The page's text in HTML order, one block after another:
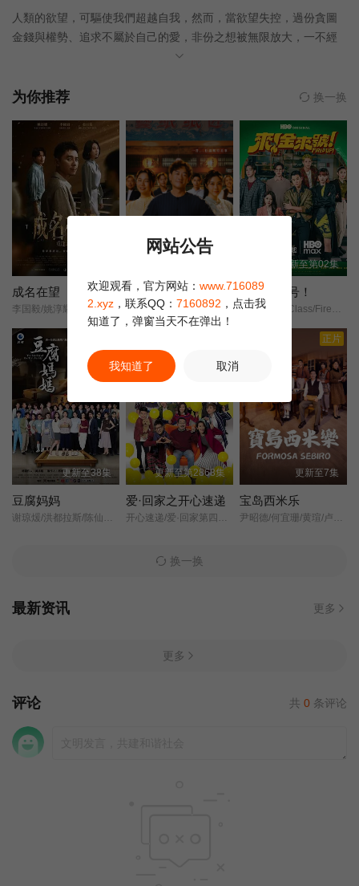
第10集 第11集 第12集
第19集 第20集 第21集
第22集 第24集
第25集已完结
人類的欲望，可驅使我們超越自我，然而，當欲望失控，過份貪圖
金錢與權勢、追求不屬於自己的愛，非份之想被無限放大，一不經
意，便陷入道德矛盾的深淵，犯下種種「非份之罪」……新界東重
億殺機」、「危險遊戲」、「骯髒的子彈」、「恐怖情人」，錯綜
觸摸不透的人性黑暗面。
为你推荐 换一换
成名在望
李国毅/姚淳耀/蔡亘晏/黄迪扬/黄采仪/龙天翔/乔瑟夫/吴言凜/黄惟/朱匀甄/段钧豪/
阿松与阿暖
柯叔元/韩瑜/张睿家/杨子仪/
更新至第02集
来！金来号！
台版梨泰院Class/Fired Up/
更新至38集
豆腐妈妈
更新至第2868集
爱·回家之开心速递
正片
更新至7集
宝岛西米乐
换一换
最新资讯 更多
更多
评论 共 0 条评论
网站公告
欢迎观看，官方网站： www.716089
2.xyz ，联系QQ： 7160892 ，点击我
知道了，弹窗当天不在弹出！
我知道了 取消